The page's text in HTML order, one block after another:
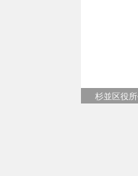
杉並区役